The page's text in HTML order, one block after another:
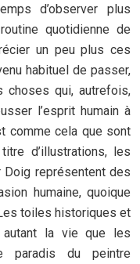
d’observer plus
quotidienne de
un peu plus ces
habituel de passer,
choses qui, autrefois,
l’esprit humain à
comme cela que sont
d’illustrations, les
représentent des
humaine, quoique
toiles historiques et
autant la vie que les
paradis du peintre